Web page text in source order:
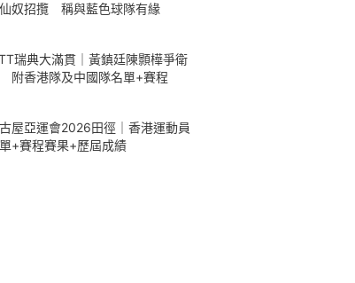
奴招攬 稱與藍色球隊有緣
瑞典大滿貫｜黃鎮廷陳顥樺爭衛
附香港隊及中國隊名單+賽程
屋亞運會2026田徑｜香港運動員
+賽程賽果+歷屆成績